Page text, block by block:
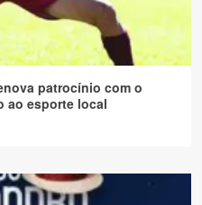
patrocínio com o
ao esporte local